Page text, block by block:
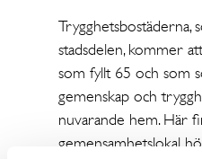
Trygghetsbostäderna,
stadsdelen, kommer
som fyllt 65 och som
gemenskap och
nuvarande hem. Här
gemensamhetslokal